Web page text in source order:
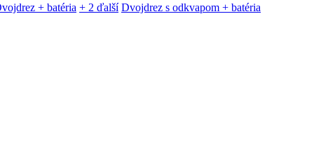
+ batéria + 2 ďalší Dvojdrez s odkvapom + batéria